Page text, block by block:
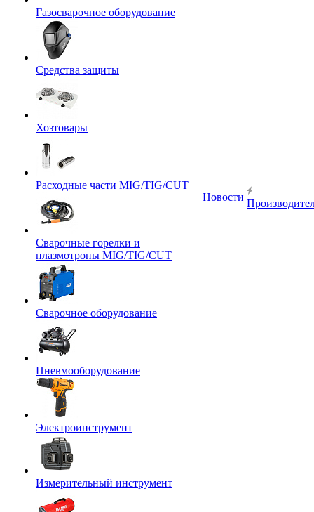
Газосварочное оборудование
Средства защиты
Хозтовары
Расходные части MIG/TIG/CUT
Сварочные горелки и
плазмотроны MIG/TIG/CUT
Сварочное оборудование
Пневмооборудование
Электроинструмент
Измерительный инструмент
Новости